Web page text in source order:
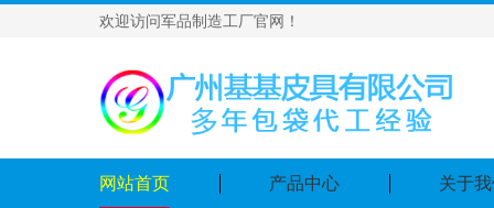
欢迎访问军品制造工厂官网！
网站首页 产品中心 关于